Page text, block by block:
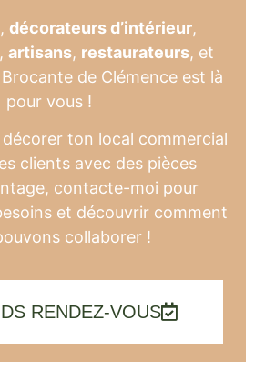
, décorateurs d’intérieur,
artisans, restaurateurs, et
Brocante de Clémence est là
pour vous !
ton local commercial
clients avec des pièces
contacte-moi pour
et découvrir comment
collaborer !
RENDEZ-VOUS